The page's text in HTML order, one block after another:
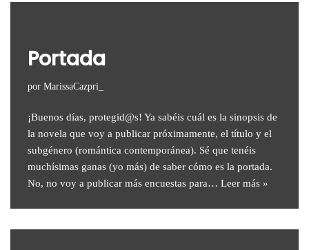
Portada
por MarissaCazpri_
¡Buenos días, protegid@s! Ya sabéis cuál es la sinopsis de
la novela que voy a publicar próximamente, el título y el
subgénero (romántica contemporánea). Sé que tenéis
muchísimas ganas (yo más) de saber cómo es la portada.
No, no voy a publicar más encuestas para… Leer más »